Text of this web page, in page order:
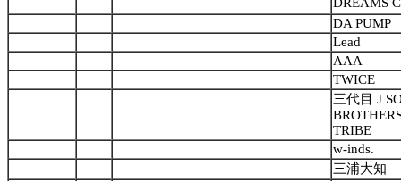
DA PUMP
Lead
AAA
TWICE
三代目 J
TRIBE
w-inds.
三浦大知